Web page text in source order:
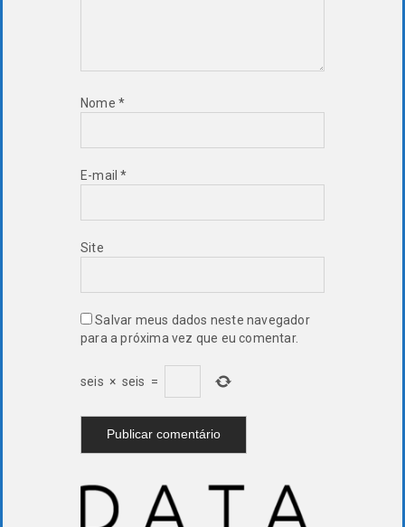
Nome *
E-mail*
Site
Salvar meus dados neste navegador
para a próxima vez que eu comentar.
seis × seis =